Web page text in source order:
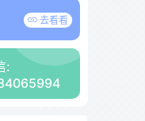
去看看
: